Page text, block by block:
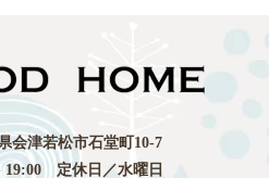
会津若松市石堂町10-7
19:00 定休日／水曜日